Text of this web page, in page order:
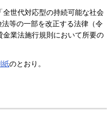
世代対応型の持続可能な社会
等の一部を改正する法律（令
業法施行規則において所要の
紙のとおり。